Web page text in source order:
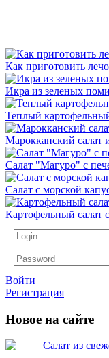
Как приготовить
Икра из зеленых
Теплый
Марокканский салат
Салат "Магуро" с
Салат с морской
Картофельный салат
Войти
Регистрация
Новое на сайте